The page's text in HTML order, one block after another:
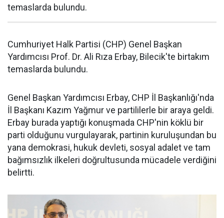
temaslarda bulundu.
Cumhuriyet Halk Partisi (CHP) Genel Başkan
Yardımcısı Prof. Dr. Ali Rıza Erbay, Bilecik'te birtakım
temaslarda bulundu.
Genel Başkan Yardımcısı Erbay, CHP İl Başkanlığı'nda
İl Başkanı Kazım Yağmur ve partililerle bir araya geldi.
Erbay burada yaptığı konuşmada CHP'nin köklü bir
parti olduğunu vurgulayarak, partinin kuruluşundan bu
yana demokrasi, hukuk devleti, sosyal adalet ve tam
bağımsızlık ilkeleri doğrultusunda mücadele verdiğini
belirtti.